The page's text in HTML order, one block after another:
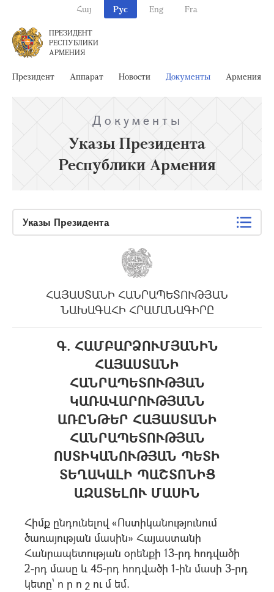
Հայ Рус Eng Fra
ПРЕЗИДЕНТ
РЕСПУБЛИКИ
АРМЕНИЯ
Президент Аппарат Новости Документы Армения
Документы
Указы Президента
Республики Армения
Указы Президента
ՀԱՅԱՍՏԱՆԻ ՀԱՆՐԱՊԵՏՈՒԹՅԱՆ
ՆԱԽԱԳԱՀԻ ՀՐԱՄԱՆԱԳԻՐԸ
Գ. ՀԱՄԲԱՐՁՈՒՄՅԱՆԻՆ
ՀԱՅԱՍՏԱՆԻ
ՀԱՆՐԱՊԵՏՈՒԹՅԱՆ
ԿԱՌԱՎԱՐՈՒԹՅԱՆՆ
ԱՌԸՆԹԵՐ ՀԱՅԱՍՏԱՆԻ
ՀԱՆՐԱՊԵՏՈՒԹՅԱՆ
ՈՍՏԻԿԱՆՈՒԹՅԱՆ ՊԵՏԻ
ՏԵՂԱԿԱԼԻ ՊԱՇՏՈՆԻՑ
ԱԶԱՏԵԼՈՒ ՄԱՍԻՆ
Հիմք ընդունելով «Ոստիկանությունում
ծառայության մասին» Հայաստանի
Հանրապետության օրենքի 13-րդ հոդվածի
2-րդ մասը և 45-րդ հոդվածի 1-ին մասի 3-րդ
կետը` ո ր ո շ ու մ եմ.